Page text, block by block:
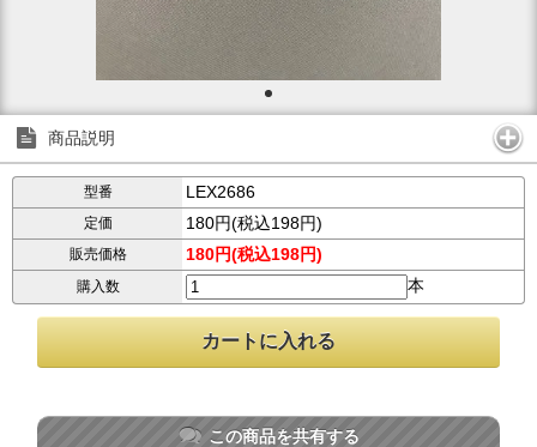
商品説明
型番 LEX2686
定価 180円(税込198円)
販売価格 180円(税込198円)
購入数 本
この商品を共有する